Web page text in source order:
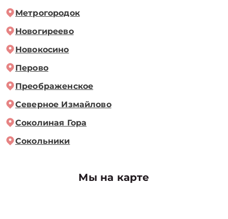
Метрогородок
Новогиреево
Новокосино
Перово
Преображенское
Северное Измайлово
Соколиная Гора
Сокольники
Мы на карте